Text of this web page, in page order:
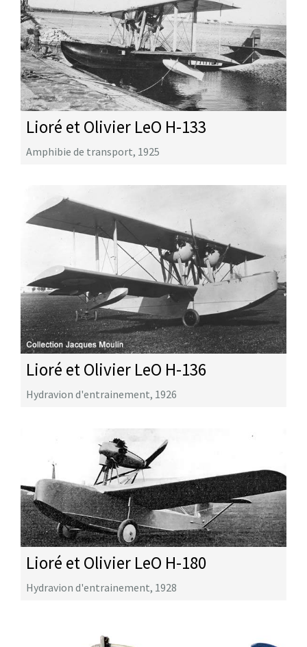
Lioré et Olivier LeO H-133
Amphibie de transport, 1925
Lioré et Olivier LeO H-136
Hydravion d'entrainement, 1926
Lioré et Olivier LeO H-180
Hydravion d'entrainement, 1928